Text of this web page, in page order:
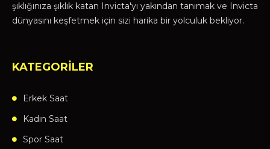
şıklığınıza şıklık katan Invicta'yı yakından tanımak ve Invicta
dünyasını keşfetmek için sizi harika bir yolculuk bekliyor.
KATEGORİLER
Erkek Saat
Kadın Saat
Spor Saat